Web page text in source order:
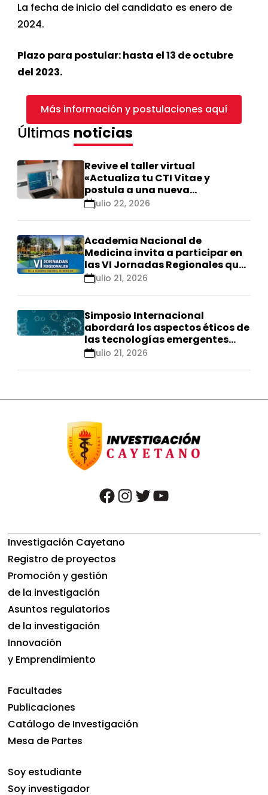
La fecha de inicio del candidato es enero de
2024.
Plazo para postular: hasta el 13 de octubre
del 2023.
Más información y postulaciones aquí
Últimas noticias
Revive el taller virtual
«Actualiza tu CTI Vitae y
postula a una nueva
calificación Renacyt»
julio 22, 2026
Academia Nacional de
Medicina invita a participar en
las VI Jornadas Regionales que
se realizarán en Ica
julio 21, 2026
Simposio Internacional
abordará los aspectos éticos de
las tecnologías emergentes
para el control de
julio 21, 2026
facebook instagram twitter youtube
Investigación Cayetano
Registro de proyectos
Promoción y gestión
de la investigación
Asuntos regulatorios
de la investigación
Innovación
y Emprendimiento
Facultades
Publicaciones
Catálogo de Investigación
Mesa de Partes
Soy estudiante
Soy investigador